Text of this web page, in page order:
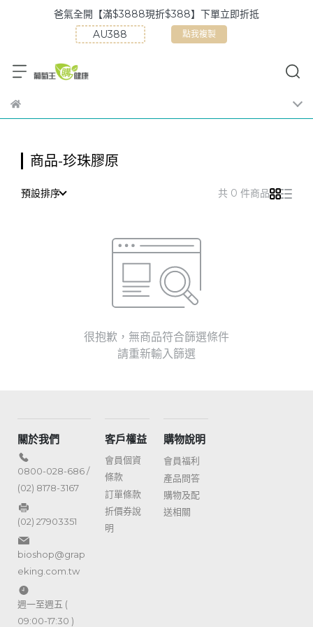
爸氣全開【滿$3888現折$388】下單立即折抵
點我複製
商品-珍珠膠原
預設排序 共 0 件商品
很抱歉，無商品符合篩選條件
請重新輸入篩選
關於我們
0800-028-686 /
(02) 8178-3167
(02) 27903351
bioshop@grap
eking.com.tw
週一至週五 (
09:00-17:30 )
客戶權益
會員個資
條款
訂單條款
折價券說
明
購物說明
會員福利
產品問答
購物及配
送相關